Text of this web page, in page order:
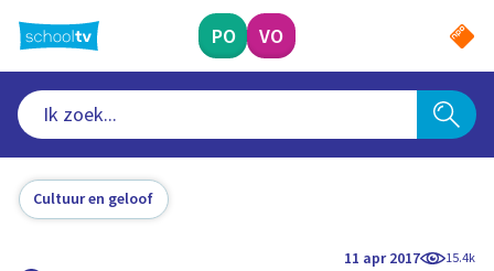
naar
hoofdinhoud
PO VO
Cultuur en geloof
11 apr 2017 15.4k